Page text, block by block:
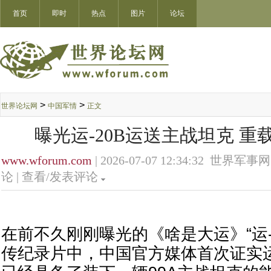
首页 即时 热点 图片 论坛
世界论坛网 > 中国军情 > 正文
曝光运-20B运送主战坦克 重
www.wforum.com | 2026-07-07 12:34:32 世界军事
论 | 查看/发表评论
在前不久刚刚曝光的《啥是大运》“
传纪录片中，中国官方媒体首次证实